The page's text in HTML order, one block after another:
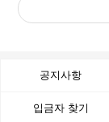
공지사항
입금자 찾기